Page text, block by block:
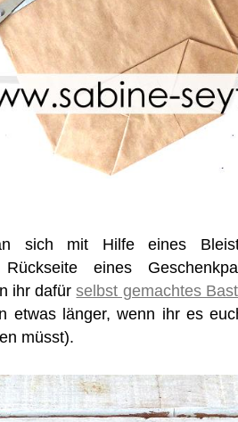
sich mit Hilfe eines
eines
ihr dafürselbst gemachtes
etwas länger, wenn ihr es
müsst).